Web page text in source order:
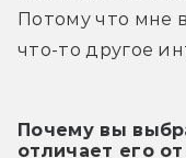
Потому что мне
что-то другое
Почему вы
отличает его